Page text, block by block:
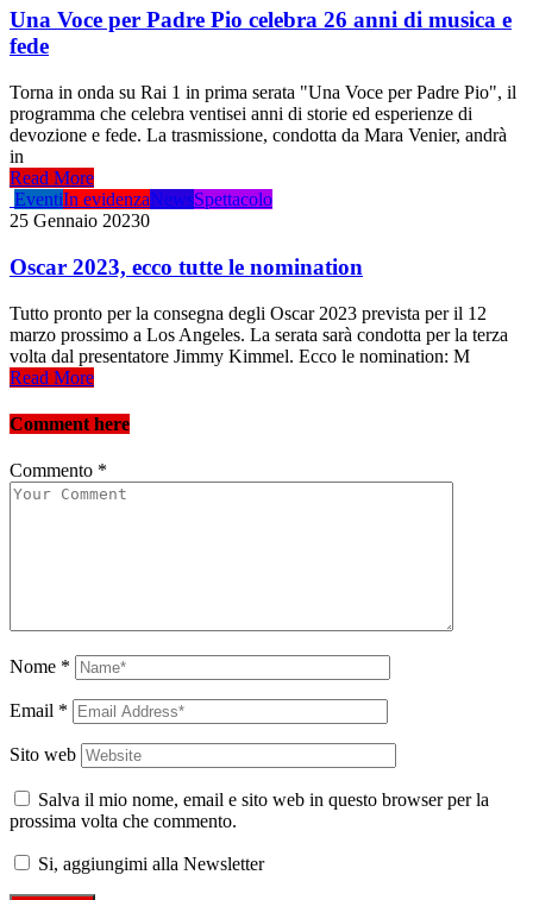
Una Voce per Padre Pio celebra 26 anni di musica e
fede
Torna in onda su Rai 1 in prima serata "Una Voce per Padre Pio", il
programma che celebra ventisei anni di storie ed esperienze di
devozione e fede. La trasmissione, condotta da Mara Venier, andrà
in
Read More
EventiIn evidenzaNewsSpettacolo
25 Gennaio 20230
Oscar 2023, ecco tutte le nomination
Tutto pronto per la consegna degli Oscar 2023 prevista per il 12
marzo prossimo a Los Angeles. La serata sarà condotta per la terza
volta dal presentatore Jimmy Kimmel. Ecco le nomination: M
Read More
Comment here
Commento *
Nome *
Email *
Sito web
Salva il mio nome, email e sito web in questo browser per la
prossima volta che commento.
Si, aggiungimi alla Newsletter